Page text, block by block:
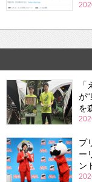
が
を
プ
ー
ン